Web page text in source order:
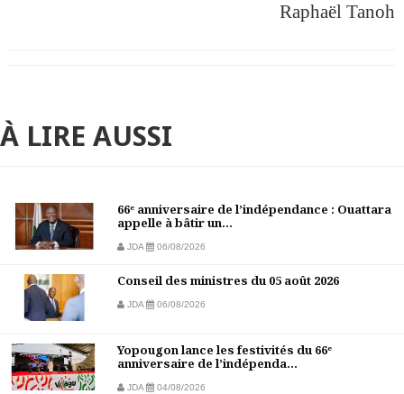
Raphaël Tanoh
À LIRE AUSSI
66ᵉ anniversaire de l’indépendance : Ouattara
appelle à bâtir un...
JDA 06/08/2026
Conseil des ministres du 05 août 2026
JDA 06/08/2026
Yopougon lance les festivités du 66ᵉ
anniversaire de l’indépenda...
JDA 04/08/2026